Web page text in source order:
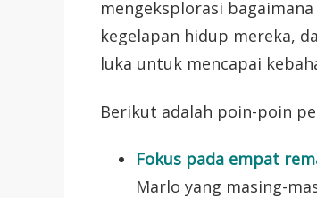
mengeksplorasi
kegelapan hidup mereka,
luka untuk mencapai
Berikut adalah poin-poin
Fokus pada empat
Marlo yang masing-